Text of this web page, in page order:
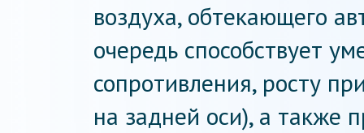
воздуха, обтекающего
очередь способствует
сопротивления, росту
на задней оси), а также